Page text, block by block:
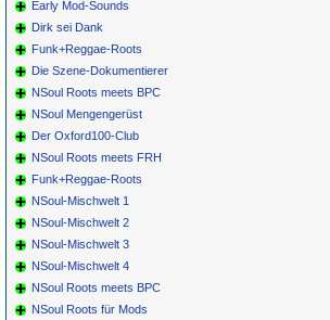
Early Mod-Sounds
Dirk sei Dank
Funk+Reggae-Roots
Die Szene-Dokumentierer
NSoul Roots meets BPC
NSoul Mengengerüst
Der Oxford100-Club
NSoul Roots meets FRH
Funk+Reggae-Roots
NSoul-Mischwelt 1
NSoul-Mischwelt 2
NSoul-Mischwelt 3
NSoul-Mischwelt 4
NSoul Roots meets BPC
NSoul Roots für Mods